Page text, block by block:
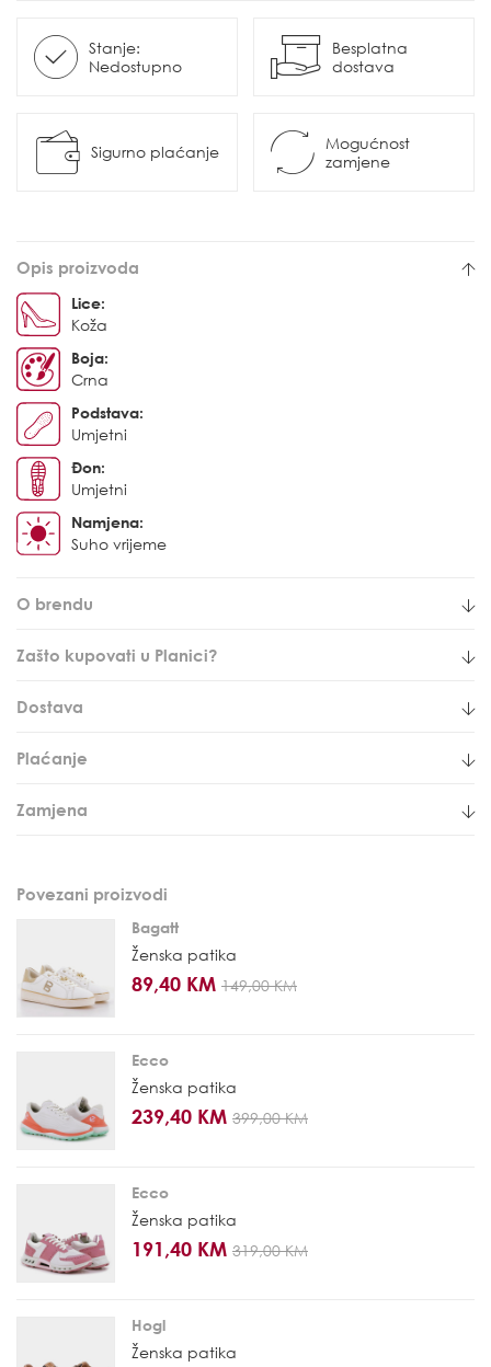
Stanje:
Nedostupno
Besplatna
dostava
Sigurno plaćanje
Mogućnost
zamjene
Opis proizvoda
Lice:
Koža
Boja:
Crna
Podstava:
Umjetni
Đon:
Umjetni
Namjena:
Suho vrijeme
O brendu
Zašto kupovati u Planici?
Dostava
Plaćanje
Zamjena
Povezani proizvodi
Bagatt
Ženska patika
89,40 KM 149,00 KM
Ecco
Ženska patika
239,40 KM 399,00 KM
Ecco
Ženska patika
191,40 KM 319,00 KM
Hogl
Ženska patika